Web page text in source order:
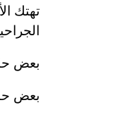
تهتك
بعض
بعض